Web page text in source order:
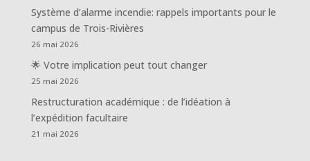
Système d’alarme incendie: rappels importants pour le
campus de Trois-Rivières
26 mai 2026
🌟 Votre implication peut tout changer
25 mai 2026
Restructuration académique : de l’idéation à
l’expédition facultaire
21 mai 2026